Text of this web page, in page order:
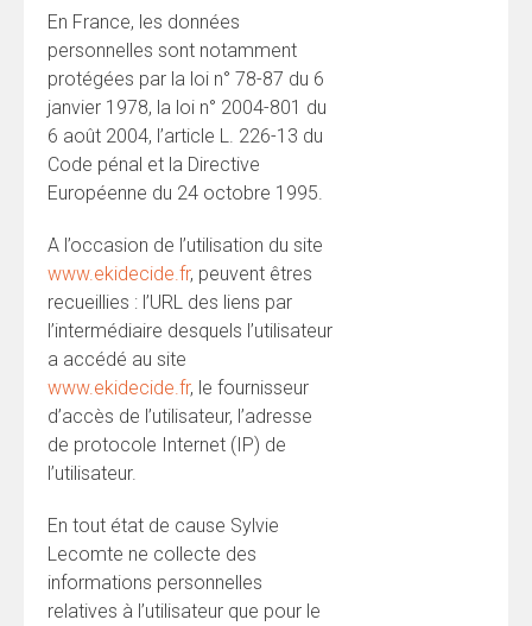
En France, les données
personnelles sont notamment
protégées par la loi n° 78-87 du 6
janvier 1978, la loi n° 2004-801 du
6 août 2004, l’article L. 226-13 du
Code pénal et la Directive
Européenne du 24 octobre 1995.
A l’occasion de l’utilisation du site
www.ekidecide.fr, peuvent êtres
recueillies : l’URL des liens par
l’intermédiaire desquels l’utilisateur
a accédé au site
www.ekidecide.fr, le fournisseur
d’accès de l’utilisateur, l’adresse
de protocole Internet (IP) de
l’utilisateur.
En tout état de cause Sylvie
Lecomte ne collecte des
informations personnelles
relatives à l’utilisateur que pour le